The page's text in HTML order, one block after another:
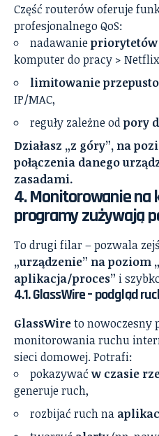
Część routerów oferuje
profesjonalnego QoS:
nadawanie
komputer do pracy >
limitowanie
IP/MAC,
reguły zależne odpory
Działasz „z góry”, na
połączenia danego
zasadami.
4. Monitorowanie na
programy zużywają
To drugi filar – pozwala
„urządzenie” na poziom
aplikacja/proces” i
4.1. GlassWire – podgląd
GlassWireto nowoczesny
monitorowania ruchu
sieci domowej. Potrafi:
pokazywaćw czasie
generuje ruch,
rozbijać ruch na